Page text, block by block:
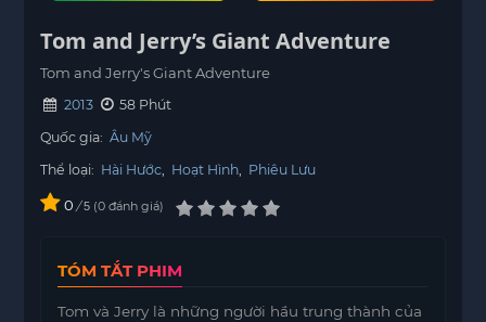
Tom and Jerry’s Giant Adventure
Tom and Jerry's Giant Adventure
2013
58 Phút
Quốc gia: Âu Mỹ
Thể loại: Hài Hước, Hoạt Hình, Phiêu Lưu
0 / 5 0 đánh giá
TÓM TẮT PHIM
Tom và Jerry là những người hầu trung thành của